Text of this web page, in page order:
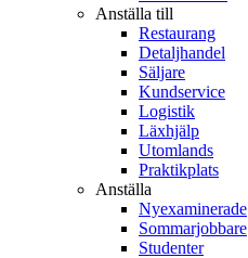
Anställa till
Restaurang
Detaljhandel
Säljare
Kundservice
Logistik
Läxhjälp
Utomlands
Praktikplats
Anställa
Nyexaminerade
Sommarjobbare
Studenter